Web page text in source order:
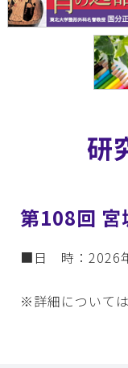
研
第108回 宮
■日 時：2026
※詳細について